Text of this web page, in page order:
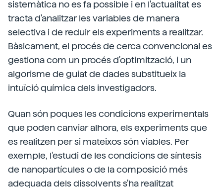
sistemàtica no es fa possible i en l'actualitat es
tracta d'analitzar les variables de manera
selectiva i de reduir els experiments a realitzar.
Bàsicament, el procés de cerca convencional es
gestiona com un procés d'optimització, i un
algorisme de guiat de dades substitueix la
intuïció química dels investigadors.
Quan són poques les condicions experimentals
que poden canviar alhora, els experiments que
es realitzen per si mateixos són viables. Per
exemple, l'estudi de les condicions de síntesis
de nanopartícules o de la composició més
adequada dels dissolvents s'ha realitzat